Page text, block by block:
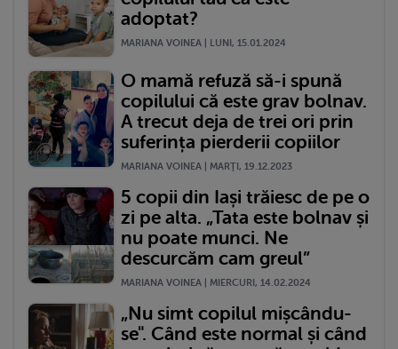
adoptat?
MARIANA VOINEA | LUNI, 15.01.2024
O mamă refuză să-i spună
copilului că este grav bolnav.
A trecut deja de trei ori prin
suferința pierderii copiilor
MARIANA VOINEA | MARŢI, 19.12.2023
5 copii din Iași trăiesc de pe o
zi pe alta. „Tata este bolnav și
nu poate munci. Ne
descurcăm cam greul”
MARIANA VOINEA | MIERCURI, 14.02.2024
„Nu simt copilul mișcându-
se". Când este normal și când